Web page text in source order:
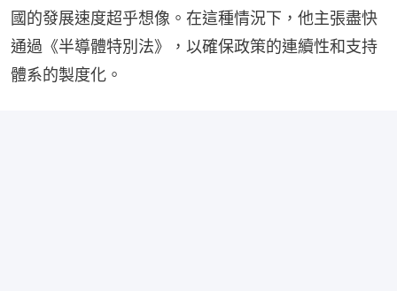
國的發展速度超乎想像。在這種情況下，他主張盡快
通過《半導體特別法》，以確保政策的連續性和支持
體系的製度化。